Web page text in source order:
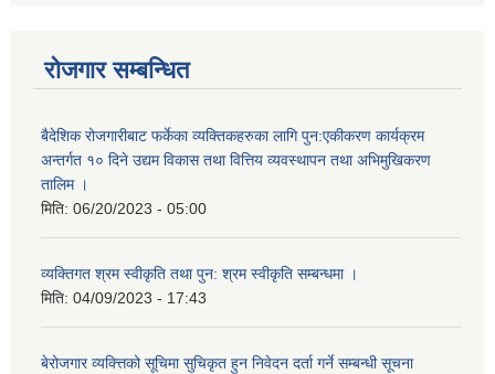
रोजगार सम्बन्धित
बैदेशिक रोजगारीबाट फर्केका व्यक्तिकहरुका लागि पुन:एकीकरण कार्यक्रम
अन्तर्गत १० दिने उद्यम विकास तथा वित्तिय व्यवस्थापन तथा अभिमुखिकरण
तालिम ।
मिति: 06/20/2023 - 05:00
व्यक्तिगत श्रम स्वीकृति तथा पुन: श्रम स्वीकृति सम्बन्धमा ।
मिति: 04/09/2023 - 17:43
बेरोजगार व्यक्त्तिको सूचिमा सुचिकृत हुन निवेदन दर्ता गर्ने सम्बन्धी सूचना